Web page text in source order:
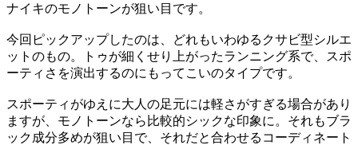
ナイキのモノトーンが狙い目です。
今回ピックアップしたのは、どれもいわゆるクサビ型シルエ
ットのもの。トゥが細くせり上がったランニング系で、スポ
ーティさを演出するのにもってこいのタイプです。
スポーティがゆえに大人の足元には軽さがすぎる場合があり
ますが、モノトーンなら比較的シックな印象に。それもブラ
ック成分多めが狙い目で、それだと合わせるコーディネート